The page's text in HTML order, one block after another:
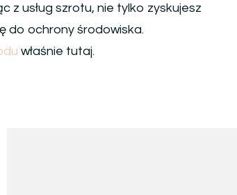
z usług szrotu, nie tylko zyskujesz
do ochrony środowiska.
właśnie tutaj.